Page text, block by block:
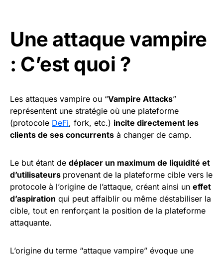
Une attaque vampire
: C’est quoi ?
Les attaques vampire ou “Vampire Attacks”
représentent une stratégie où une plateforme
(protocole DeFi, fork, etc.) incite directement les
clients de ses concurrents à changer de camp.
Le but étant de déplacer un maximum de liquidité et
d’utilisateurs provenant de la plateforme cible vers le
protocole à l’origine de l’attaque, créant ainsi un effet
d’aspiration qui peut affaiblir ou même déstabiliser la
cible, tout en renforçant la position de la plateforme
attaquante.
L’origine du terme “attaque vampire” évoque une